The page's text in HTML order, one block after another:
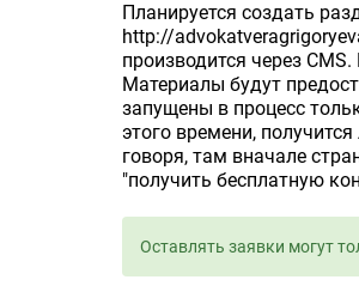
Планируется создать
http://
производится через
Материалы будут
запущены в процесс
этого времени,
говоря, там вначале
"получить бесплатную
Оставлять заявки могут